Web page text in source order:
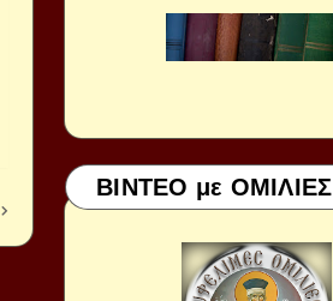
ΒΙΝΤΕΟ με ΟΜΙΛΙΕΣ